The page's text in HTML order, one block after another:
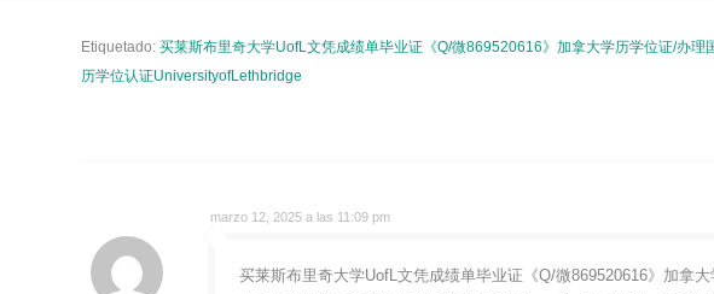
Etiquetado: 买莱斯布里奇大学UofL文凭成绩单毕业证《Q/微869520616》加拿大学历学位证/办
历学位认证UniversityofLethbridge
marzo 12, 2025 a las 11:09 pm
买莱斯布里奇大学UofL文凭成绩单毕业证《Q/微869520616》加拿